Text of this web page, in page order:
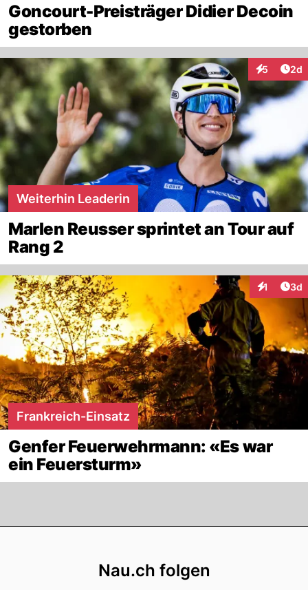
Goncourt-Preisträger Didier Decoin
gestorben
5 2d
Weiterhin Leaderin
Marlen Reusser sprintet an Tour auf
Rang 2
1 3d
Frankreich-Einsatz
Genfer Feuerwehrmann: «Es war
ein Feuersturm»
Nau.ch folgen